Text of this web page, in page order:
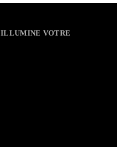
ILLUMINE VOTRE